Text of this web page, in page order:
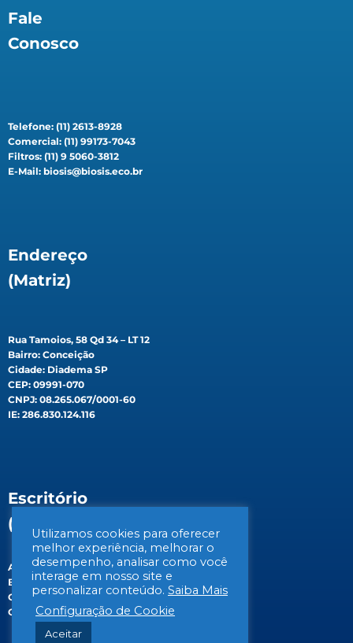
Fale
Conosco
Telefone: (11) 2613-8928
Comercial: (11) 99173-7043
Filtros: (11) 9 5060-3812
E-Mail: biosis@biosis.eco.br
Endereço
(Matriz)
Rua Tamoios, 58 Qd 34 – LT 12
Bairro: Conceição
Cidade: Diadema SP
CEP: 09991-070
CNPJ: 08.265.067/0001-60
IE: 286.830.124.116
Escritório
(Filial)
Av. Gen. Valdomiro de Lima, 647B
Bairro: Jabaquara
Cidade: São Paulo/SP
CEP: 04344-070
Utilizamos cookies para oferecer
melhor experiência, melhorar o
desempenho, analisar como você
interage em nosso site e
personalizar conteúdo. Saiba Mais
Configuração de Cookie
Aceitar